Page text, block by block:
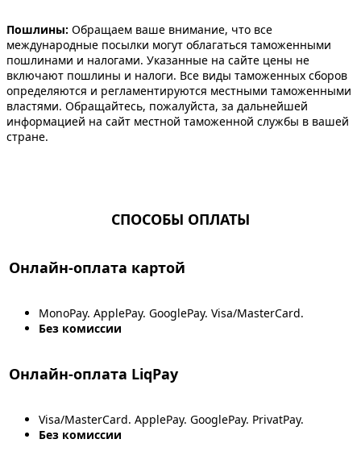
Пошлины: Обращаем ваше внимание, что все
международные посылки могут облагаться таможенными
пошлинами и налогами. Указанные на сайте цены не
включают пошлины и налоги. Все виды таможенных сборов
определяются и регламентируются местными таможенными
властями. Обращайтесь, пожалуйста, за дальнейшей
информацией на сайт местной таможенной службы в вашей
стране.
СПОСОБЫ ОПЛАТЫ
Онлайн-оплата картой
MonoPay. ApplePay. GooglePay. Visa/MasterCard.
Без комиссии
Онлайн-оплата LiqPay
Visa/MasterCard. ApplePay. GooglePay. PrivatPay.
Без комиссии